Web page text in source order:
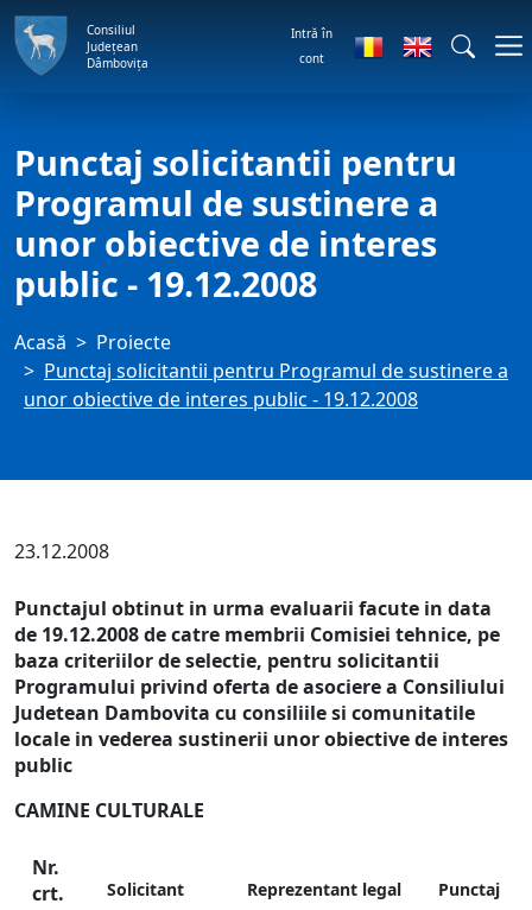
Consiliul
Județean
Dâmbovița
Intră în
cont
Punctaj solicitantii pentru
Programul de sustinere a
unor obiective de interes
public - 19.12.2008
Acasă
Proiecte
Punctaj solicitantii pentru Programul de sustinere a
unor obiective de interes public - 19.12.2008
23.12.2008
Punctajul obtinut in urma evaluarii facute in data
de 19.12.2008 de catre membrii Comisiei tehnice, pe
baza criteriilor de selectie, pentru solicitantii
Programului privind oferta de asociere a Consiliului
Judetean Dambovita cu consiliile si comunitatile
locale in vederea sustinerii unor obiective de interes
public
CAMINE CULTURALE
Nr.
crt.
Solicitant Reprezentant legal Punctaj